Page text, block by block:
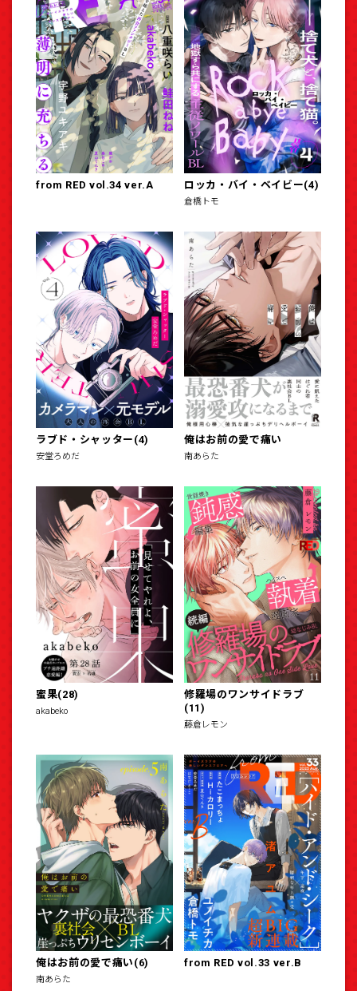
from RED vol.34 ver.A ロッカ・バイ・ベイビー(4)
倉橋トモ
ラブド・シャッター(4)
安堂ろめだ
俺はお前の愛で痛い
南あらた
蜜果(28)
akabeko
修羅場のワンサイドラブ
(11)
藤倉レモン
俺はお前の愛で痛い(6)
南あらた
from RED vol.33 ver.B